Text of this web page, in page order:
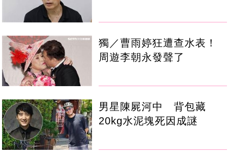
獨／曹雨婷狂遭查水表！
周遊李朝永發聲了
男星陳屍河中 背包藏
20kg水泥塊死因成謎